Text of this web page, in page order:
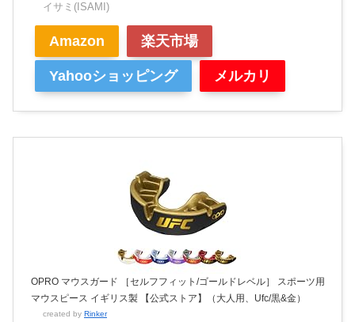
イサミ(ISAMI)
Amazon 楽天市場
Yahooショッピング メルカリ
OPRO マウスガード ［セルフフィット/ゴールドレベル］ スポーツ用
マウスピース イギリス製 【公式ストア】（大人用、Ufc/黒&金）
created by Rinker